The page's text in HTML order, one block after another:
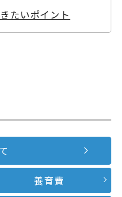
たいポイント
養育費